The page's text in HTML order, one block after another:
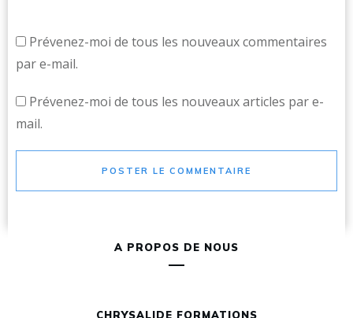
Prévenez-moi de tous les nouveaux commentaires
par e-mail.
Prévenez-moi de tous les nouveaux articles par e-
mail.
POSTER LE COMMENTAIRE
A PROPOS DE NOUS
CHRYSALIDE FORMATIONS